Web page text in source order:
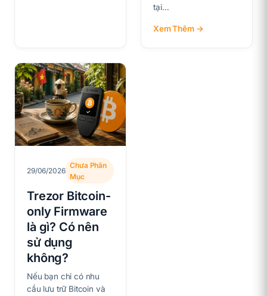
tại…
Xem Thêm →
29/06/2026
Chưa Phân
Mục
Trezor Bitcoin-
only Firmware
là gì? Có nên
sử dụng
không?
Nếu bạn chỉ có nhu
cầu lưu trữ Bitcoin và